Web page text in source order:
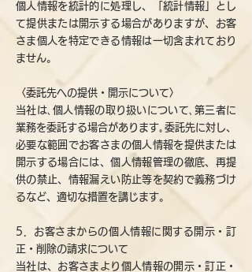
個人情報を統計的に処理し、「統計情報」とし
て提供または開示する場合がありますが、お客
さま個人を特定できる情報は一切含まれており
ません。
〈委託先への提供・開示について〉
当社は､個人情報の取り扱いについて､第三者に
業務を委託する場合があります｡委託先に対し、
必要な範囲でお客さまの個人情報を提供または
開示する場合には、個人情報管理の徹底、再提
供の禁止、情報漏えい防止等を契約で義務づけ
るなど、適切な措置を講じます。
5．お客さまからの個人情報に関する開示・訂
正・削除の請求について
当社は、お客さまより個人情報の開示・訂正・